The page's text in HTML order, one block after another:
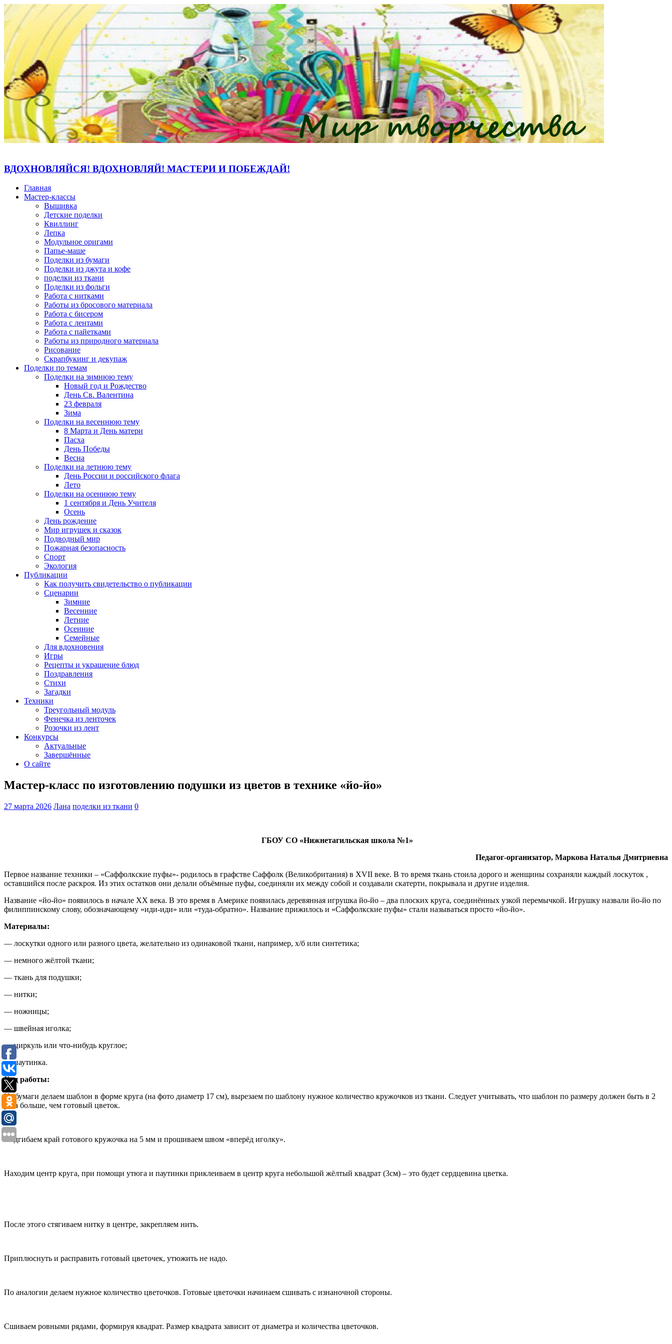
ВДОХНОВЛЯЙСЯ! ВДОХНОВЛЯЙ! МАСТЕРИ И ПОБЕЖДАЙ!
Главная
Мастер-классы
Вышивка
Детские поделки
Квиллинг
Лепка
Модульное оригами
Папье-маше
Поделки из бумаги
Поделки из джута и кофе
поделки из ткани
Поделки из фольги
Работа с нитками
Работы из бросового материала
Работа с бисером
Работа с лентами
Работа с пайетками
Работы из природного материала
Рисование
Скрапбукинг и декупаж
Поделки по темам
Поделки на зимнюю тему
Новый год и Рождество
День Св. Валентина
23 февраля
Зима
Поделки на весеннюю тему
8 Марта и День матери
Пасха
День Победы
Весна
Поделки на летнюю тему
День России и российского флага
Лето
Поделки на осеннюю тему
1 сентября и День Учителя
Осень
День рождение
Мир игрушек и сказок
Подводный мир
Пожарная безопасность
Спорт
Экология
Публикации
Как получить свидетельство о публикации
Сценарии
Зимние
Весенние
Летние
Осенние
Семейные
Для вдохновения
Игры
Рецепты и украшение блюд
Поздравления
Стихи
Загадки
Техники
Треугольный модуль
Фенечка из ленточек
Розочки из лент
Конкурсы
Актуальные
Завершённые
О сайте
Мастер-класс по изготовлению подушки из цветов в технике «йо-йо»
27 марта 2026 Лана поделки из ткани 0
ГБОУ СО «Нижнетагильская школа №1»
Педагог-организатор, Маркова Наталья Дмитриевна
Первое название техники – «Саффолкские пуфы»- родилось в графстве Саффолк (Великобритания) в XVII веке. В то время ткань стоила дорого и женщины сохраняли каждый лоскуток ,
оставшийся после раскроя. Из этих остатков они делали объёмные пуфы, соединяли их между собой и создавали скатерти, покрывала и другие изделия.
Название «йо-йо» появилось в начале XX века. В это время в Америке появилась деревянная игрушка йо-йо – два плоских круга, соединённых узкой перемычкой. Игрушку назвали йо-йо по
филиппинскому слову, обозначающему «иди-иди» или «туда-обратно». Название прижилось и «Саффолкские пуфы» стали называться просто «йо-йо».
Материалы:
— лоскутки одного или разного цвета, желательно из одинаковой ткани, например, х/б или синтетика;
— немного жёлтой ткани;
— ткань для подушки;
— нитки;
— ножницы;
— швейная иголка;
— циркуль или что-нибудь круглое;
— паутинка.
Ход работы:
Из бумаги делаем шаблон в форме круга (на фото диаметр 17 см), вырезаем по шаблону нужное количество кружочков из ткани. Следует учитывать, что шаблон по размеру должен быть в 2
раза больше, чем готовый цветок.
Подгибаем край готового кружочка на 5 мм и прошиваем швом «вперёд иголку».
Находим центр круга, при помощи утюга и паутинки приклеиваем в центр круга небольшой жёлтый квадрат (3см) – это будет сердцевина цветка.
После этого стягиваем нитку в центре, закрепляем нить.
Приплюснуть и расправить готовый цветочек, утюжить не надо.
По аналогии делаем нужное количество цветочков. Готовые цветочки начинаем сшивать с изнаночной стороны.
Сшиваем ровными рядами, формируя квадрат. Размер квадрата зависит от диаметра и количества цветочков.